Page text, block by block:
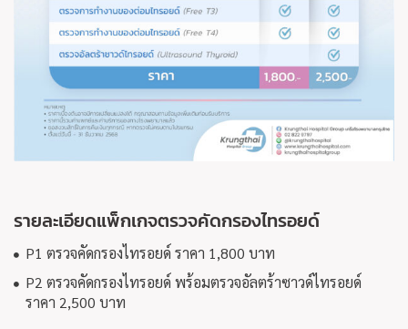
รายละเอียดแพ็กเกจตรวจคัดกรองไทรอยด์
P1 ตรวจคัดกรองไทรอยด์ ราคา 1,800 บาท
P2 ตรวจคัดกรองไทรอยด์ พร้อมตรวจอัลตร้าซาวด์ไทรอยด์
ราคา 2,500 บาท